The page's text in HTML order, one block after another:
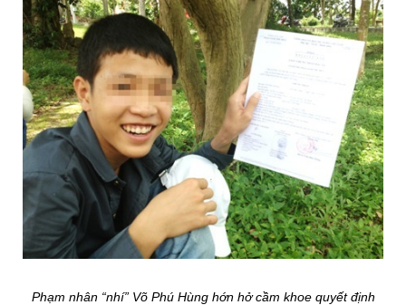
Phạm nhân “nhí” Võ Phú Hùng hớn hở cầm khoe quyết định